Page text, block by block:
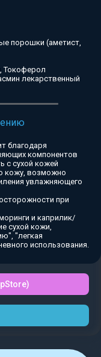
порошки (аметист,
Токоферол
лекарственный
благодаря
компонентов
с сухой кожей
кожу, возможно
увлажняющего
при
и каприлик/
сухой кожи,
"легкая
использования.